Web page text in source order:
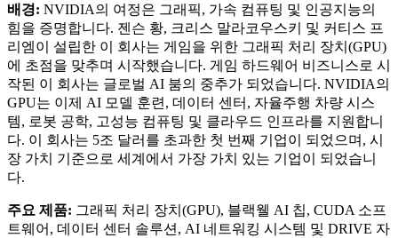
배경: NVIDIA의 여정은 그래픽, 가속 컴퓨팅 및 인공지능의
힘을 증명합니다. 젠슨 황, 크리스 말라코우스키 및 커티스 프
리엠이 설립한 이 회사는 게임을 위한 그래픽 처리 장치(GPU)
에 초점을 맞추며 시작했습니다. 게임 하드웨어 비즈니스로 시
작된 이 회사는 글로벌 AI 붐의 중추가 되었습니다. NVIDIA의
GPU는 이제 AI 모델 훈련, 데이터 센터, 자율주행 차량 시스
템, 로봇 공학, 고성능 컴퓨팅 및 클라우드 인프라를 지원합니
다. 이 회사는 5조 달러를 초과한 첫 번째 기업이 되었으며, 시
장 가치 기준으로 세계에서 가장 가치 있는 기업이 되었습니
다.
주요 제품: 그래픽 처리 장치(GPU), 블랙웰 AI 칩, CUDA 소프
트웨어, 데이터 센터 솔루션, AI 네트워킹 시스템 및 DRIVE 자